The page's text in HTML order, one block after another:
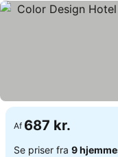
Af 687 kr.
Se priser fra 9